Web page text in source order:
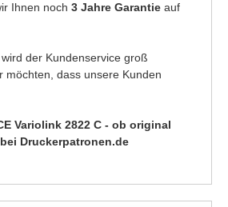
Ihnen noch 3 Jahre Garantie auf
der Kundenservice groß
möchten, dass unsere Kunden
Variolink 2822 C - ob original
Druckerpatronen.de